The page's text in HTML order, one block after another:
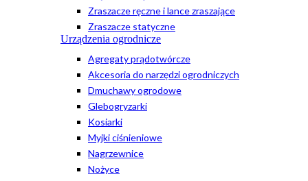
Zraszacze ręczne i lance zraszające
Zraszacze statyczne
Urządzenia ogrodnicze
Agregaty prądotwórcze
Akcesoria do narzędzi ogrodniczych
Dmuchawy ogrodowe
Glebogryzarki
Kosiarki
Myjki ciśnieniowe
Nagrzewnice
Nożyce